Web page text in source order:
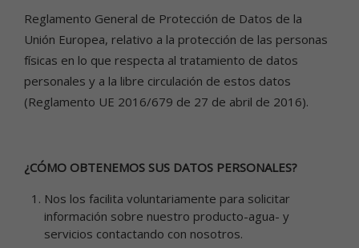
Reglamento General de Protección de Datos de la
Unión Europea, relativo a la protección de las personas
físicas en lo que respecta al tratamiento de datos
personales y a la libre circulación de estos datos
(Reglamento UE 2016/679 de 27 de abril de 2016).
¿CÓMO OBTENEMOS SUS DATOS PERSONALES?
Nos los facilita voluntariamente para solicitar
información sobre nuestro producto-agua- y
servicios contactando con nosotros.